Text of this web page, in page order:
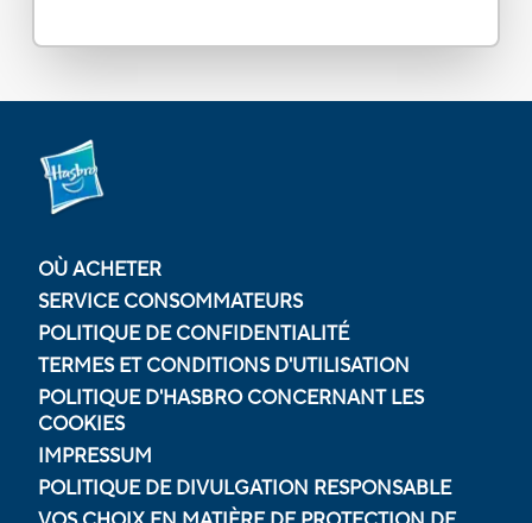
OÙ ACHETER
SERVICE CONSOMMATEURS
POLITIQUE DE CONFIDENTIALITÉ
TERMES ET CONDITIONS D'UTILISATION
POLITIQUE D'HASBRO CONCERNANT LES
COOKIES
IMPRESSUM
POLITIQUE DE DIVULGATION RESPONSABLE